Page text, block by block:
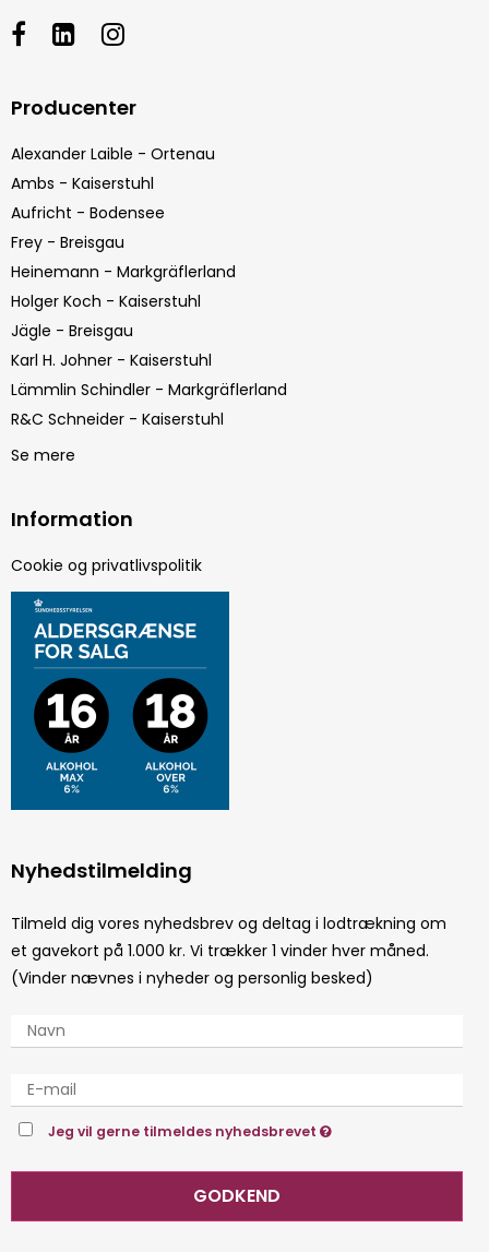
Producenter
Alexander Laible - Ortenau
Ambs - Kaiserstuhl
Aufricht - Bodensee
Frey - Breisgau
Heinemann - Markgräflerland
Holger Koch - Kaiserstuhl
Jägle - Breisgau
Karl H. Johner - Kaiserstuhl
Lämmlin Schindler - Markgräflerland
R&C Schneider - Kaiserstuhl
Se mere
Information
Cookie og privatlivspolitik
Nyhedstilmelding
Tilmeld dig vores nyhedsbrev og deltag i lodtrækning om
et gavekort på 1.000 kr. Vi trækker 1 vinder hver måned.
(Vinder nævnes i nyheder og personlig besked)
Jeg vil gerne tilmeldes nyhedsbrevet
GODKEND